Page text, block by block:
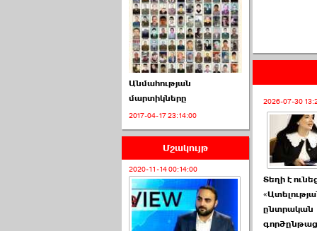
2026-07-01 00:52:00
ՍԴ-ն հուլիսի 1-ին
կհեռանա ›››
2026-07-01 00:08:00
Անմահության
մարտիկները
2017-04-17 23:14:00
Մշակույթ
2020-11-14 00:14:00
2026-07-30
Տեղի է
ընտրական